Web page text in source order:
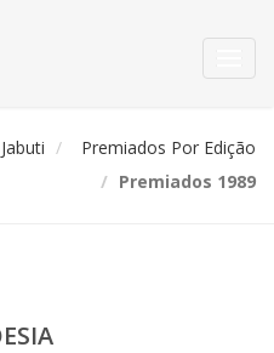
Premiados Por Edição
Premiados 1989